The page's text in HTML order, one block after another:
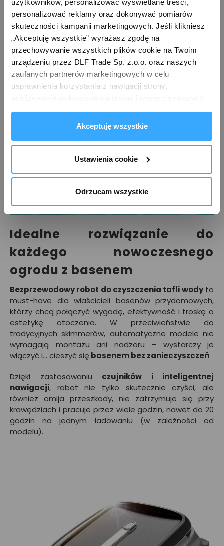
użytkowników, personalizować wyświetlane treści,
personalizować reklamy oraz dokonywać pomiarów
skuteczności kampanii marketingowych. Jeśli klikniesz
„Akceptuję wszystkie” wyrażasz zgodę na
przechowywanie wszystkich plików cookie na Twoim
urządzeniu przez DLF Trade Sp. z.o.o. oraz naszych
zaufanych partnerów marketingowych w celu
usprawnienia korzystania z nawigacji strony,
działań marketingowych. Możesz też zarządzać nimi
samodzielnie poprzez wybranie opcji „Ustawienia
prywatności. W związku z korzystaniem z cookies w
celu personalizacji reklam i dokonywania pomiarów
Akceptuję wszystkie
Ustawienia cookie
Odrzucam wszystkie
Idealne rozwiązanie do
każdego nowoczesnego
ogrodu z basenem
Bezprzewodowy robot do czyszczenia tafli wodyto
must-have dla właścicieli basenów przydomowych,
którzy chcą połączyć wygodę, efektywność i troskę o
estetykę otoczenia. W przeciwieństwie do
tradycyjnych skimmerów, automatyczne modele nie
wymagają montażu ani nadzoru – wystarczy je
włączyć i… cieszyć się basenem bez zanieczyszczeń
Dzięki zastosowaniu czujników i inteligentnej
nawigacji, robot nie tylko skutecznie czyści, ale
również omija przeszkody, nie zatrzymuje się przy
krawędziach i pracuje przez wiele godzin, nawet do 20
godzin na jednym ładowaniu (w zależności od
modelu).